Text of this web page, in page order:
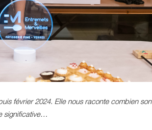
février 2024. Elle nous raconte combien son
significative…